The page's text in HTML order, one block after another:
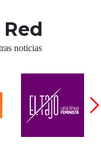
noticias